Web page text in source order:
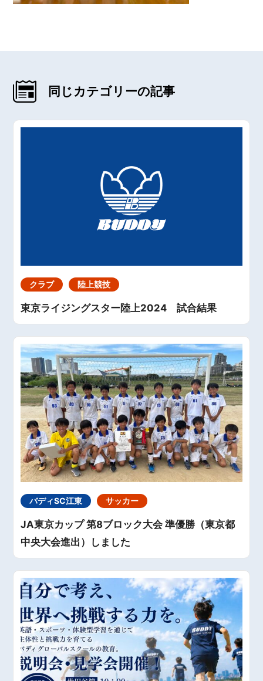
同じカテゴリーの記事
クラブ 陸上競技
東京ライジングスター陸上2024 試合結果
バディSC江東 サッカー
JA東京カップ 第8ブロック大会 準優勝（東京都
中央大会進出）しました